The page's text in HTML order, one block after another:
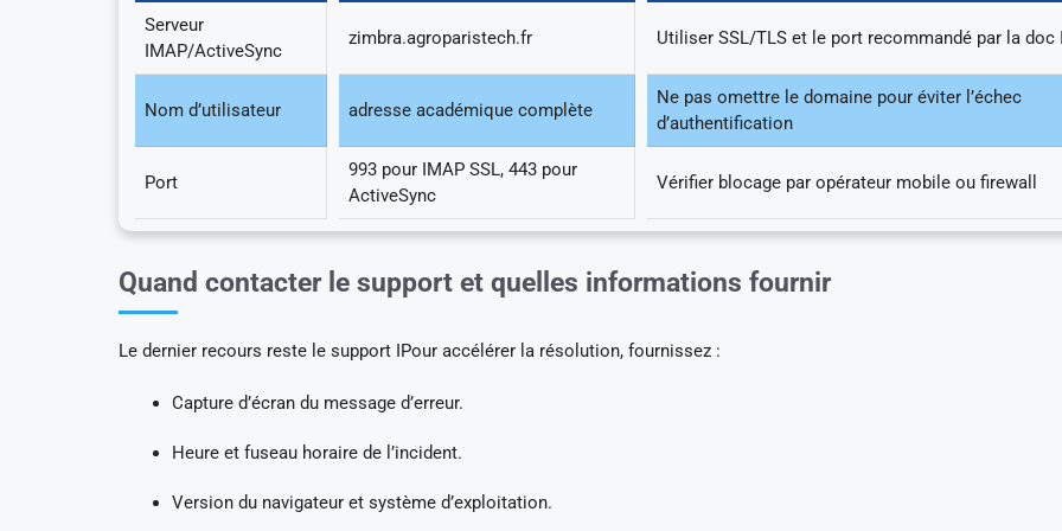
Serveur
IMAP/ActiveSync
zimbra.agroparistech.fr Utiliser SSL/TLS et le port recommandé par la doc
Nom d’utilisateur adresse académique complète
Ne pas omettre le domaine pour éviter l’échec
d’authentification
Port
993 pour IMAP SSL, 443 pour
ActiveSync
Vérifier blocage par opérateur mobile ou firewall
Quand contacter le support et quelles informations fournir
Le dernier recours reste le support IPour accélérer la résolution, fournissez :
Capture d’écran du message d’erreur.
Heure et fuseau horaire de l’incident.
Version du navigateur et système d’exploitation.